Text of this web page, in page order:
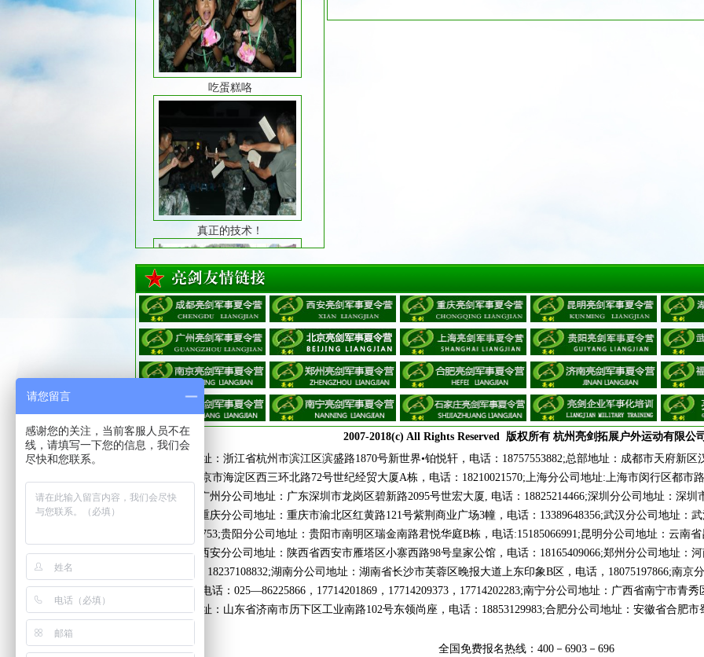
吃蛋糕咯
真正的技术！
素质拓展
2007-2018(c) All Rights Reserved 版权所有 杭州亮剑拓展户外运动有限公
杭州分公司地址：浙江省杭州市滨江区滨盛路1870号新世界•铂悦轩，电话：18757553882;总部地址：成都市天府新
公司地址：北京市海淀区西三环北路72号世纪经贸大厦A栋，电话：18210021570;上海分公司地址:上海市闵行区都市
19921806981;广州分公司地址：广东深圳市龙岗区碧新路2095号世宏大厦, 电话：18825214466;深圳分公司地址：深
18825214466;重庆分公司地址：重庆市渝北区红黄路121号紫荆商业广场3幢，电话：13389648356;武汉分公司地址：
话：13647232753;贵阳分公司地址：贵阳市南明区瑞金南路君悦华庭B栋，电话:15185066991;昆明分公司地址：云南
18087127855;西安分公司地址：陕西省西安市雁塔区小寨西路98号皇家公馆，电话：18165409066;郑州分公司地址：
格林融, 电话：18237108832;湖南分公司地址：湖南省长沙市芙蓉区晚报大道上东印象B区，电话，18075197866;南
际4幢2单元，电话：025—86225866，17714201869，17714209373，17714202283;南宁分公司地址：广西省南宁市青
济南分公司地址：山东省济南市历下区工业南路102号东领尚座，电话：18853129983;合肥分公司地址：安徽省合肥
全国免费报名热线：400－6903－696
请您留言
感谢您的关注，当前客服人员不在
线，请填写一下您的信息，我们会
尽快和您联系。